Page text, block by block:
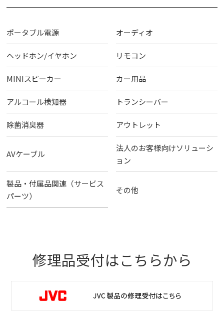
ポータブル電源 オーディオ
ヘッドホン/イヤホン リモコン
MINIスピーカー カー用品
アルコール検知器 トランシーバー
除菌消臭器 アウトレット
AVケーブル
法人のお客様向けソリューシ
ョン
製品・付属品関連（サービス
パーツ）
その他
修理品受付はこちらから